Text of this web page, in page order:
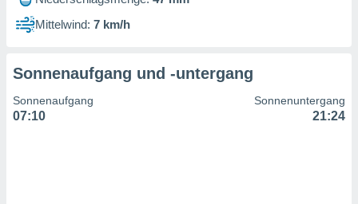
und
Inhalte,
Mittelwind: 7 km/h
Sonnenaufgang und -untergang
Sonnenaufgang
07:10
Sonnenuntergang
21:24